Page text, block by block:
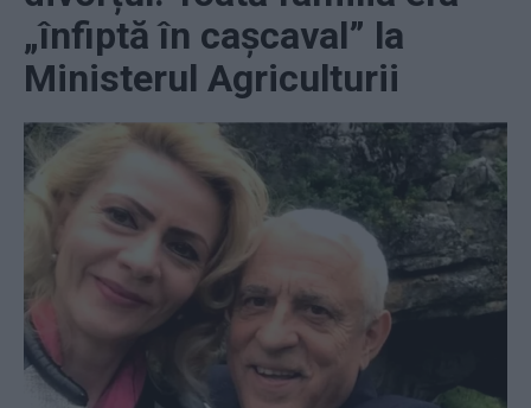
„înfiptă în cașcaval” la
Ministerul Agriculturii